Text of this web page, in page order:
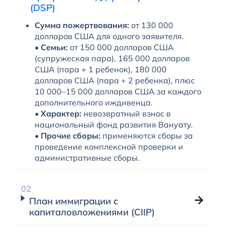
(DSP)
Сумма пожертвования:от 130 000
долларов США для одного заявителя.
• Семьи:от 150 000 долларов США
(супружеская пара), 165 000 долларов
США (пара + 1 ребенок), 180 000
долларов США (пара + 2 ребенка), плюс
10 000–15 000 долларов США за каждого
дополнительного иждивенца.
•Характер:невозвратный взнос в
национальный фонд развития Вануату.
• Прочие сборы:применяются сборы за
проведение комплексной проверки и
административные сборы.
План иммиграции с
капиталовложениями (CIIP)